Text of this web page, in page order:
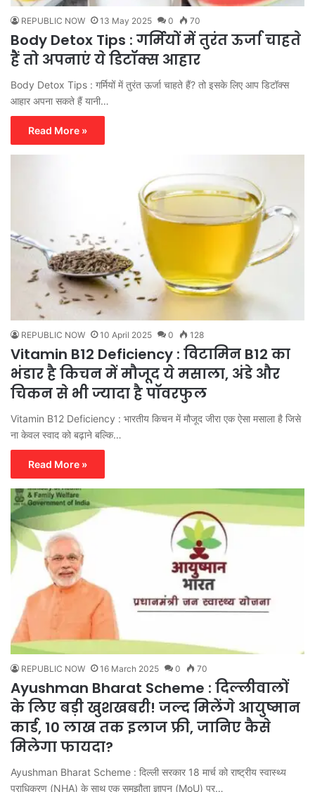
REPUBLIC NOW 13 May 2025 0 70
Body Detox Tips : गर्मियों में तुरंत ऊर्जा चाहते
हैं तो अपनाएं ये डिटॉक्स आहार
Body Detox Tips : गर्मियों में तुरंत ऊर्जा चाहते हैं? तो इसके लिए आप डिटॉक्स
आहार अपना सकते हैं यानी…
Read More »
REPUBLIC NOW 10 April 2025 0 128
Vitamin B12 Deficiency : विटामिन B12 का
भंडार है किचन में मौजूद ये मसाला, अंडे और
चिकन से भी ज्यादा है पॉवरफुल
Vitamin B12 Deficiency : भारतीय किचन में मौजूद जीरा एक ऐसा मसाला है जिसे
ना केवल स्वाद को बढ़ाने बल्कि…
Read More »
REPUBLIC NOW 16 March 2025 0 70
Ayushman Bharat Scheme : दिल्लीवालों
के लिए बड़ी खुशखबरी! जल्द मिलेंगे आयुष्मान
कार्ड, 10 लाख तक इलाज फ्री, जानिए कैसे
मिलेगा फायदा?
Ayushman Bharat Scheme : दिल्ली सरकार 18 मार्च को राष्ट्रीय स्वास्थ्य
प्राधिकरण (NHA) के साथ एक समझौता ज्ञापन (MoU) पर…